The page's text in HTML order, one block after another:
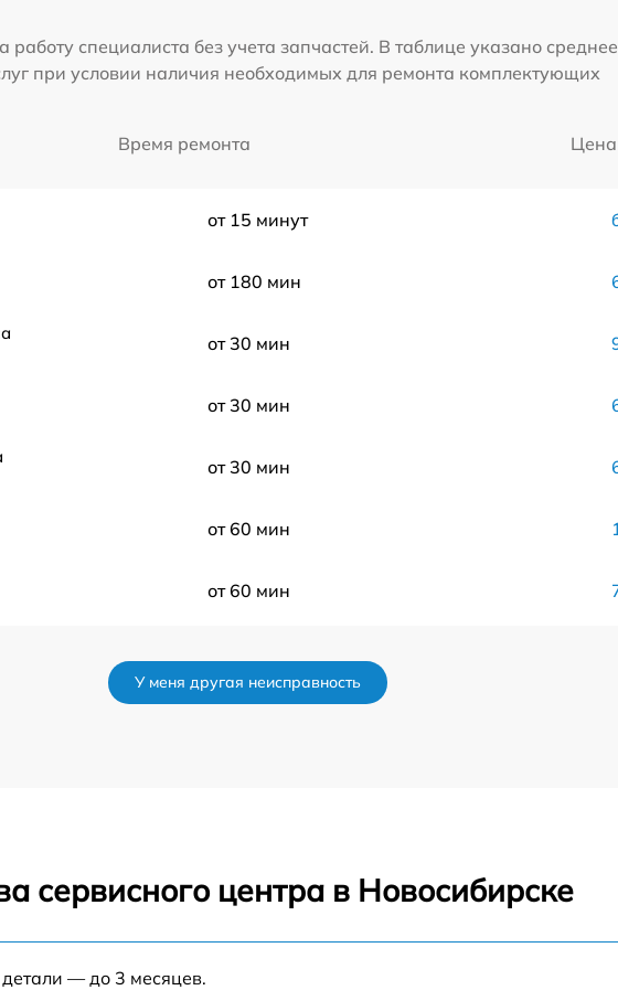
работу специалиста без учета запчастей. В таблице указано
при условии наличия необходимых для ремонта комплектующих
Время ремонта
от 15 минут
от 180 мин
от 30 мин
от 30 мин
от 30 мин
от 60 мин
от 60 мин
от 60 мин
У меня другая неисправность
сервисного центра в Новосибирске
— до 3 месяцев.